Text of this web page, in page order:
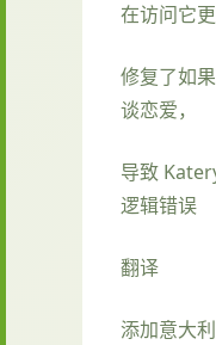
在访问它更
修复了如
谈恋爱，
导致
逻辑错误
翻译
添加意大